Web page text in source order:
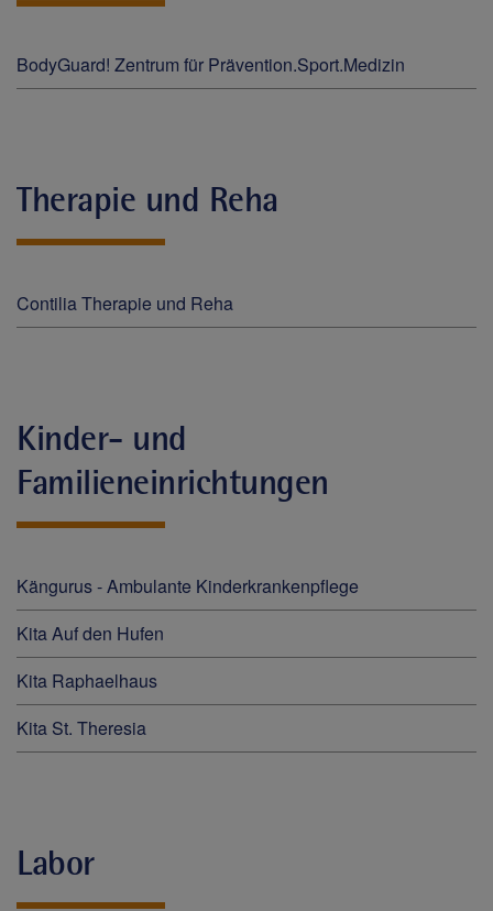
BodyGuard! Zentrum für Prävention.Sport.Medizin
Therapie und Reha
Contilia Therapie und Reha
Kinder- und
Familieneinrichtungen
Kängurus - Ambulante Kinderkrankenpflege
Kita Auf den Hufen
Kita Raphaelhaus
Kita St. Theresia
Labor